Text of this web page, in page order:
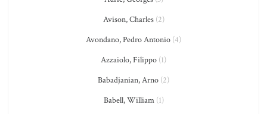
Avison, Charles(2)
Avondano, Pedro Antonio (4)
Azzaiolo, Filippo (1)
Babadjanian, Arno (2)
Babell, William(1)